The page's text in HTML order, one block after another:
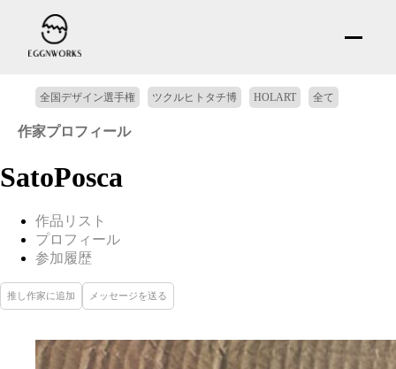
全国デザイン選手権 ツクルヒトタチ博 HOLART 全て
作家プロフィール
SatoPosca
作品リスト
プロフィール
参加履歴
推し作家に追加 メッセージを送る